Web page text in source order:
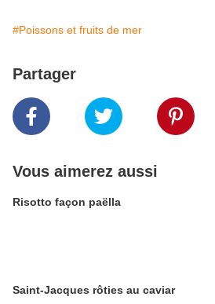
#Poissons et fruits de mer
Partager
Vous aimerez aussi
Risotto façon paëlla
Saint-Jacques rôties au caviar